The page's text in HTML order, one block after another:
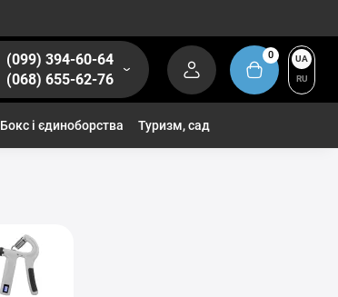
(099) 394-60-64
(068) 655-62-76
0
UA
RU
Бокс і єдиноборства Туризм, сад